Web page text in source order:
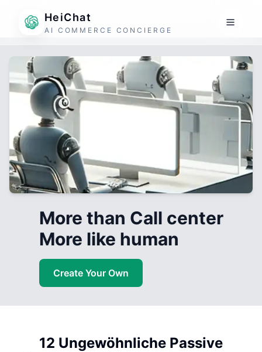
HeiChat
AI COMMERCE CONCIERGE
More than Call center
More like human
Create Your Own
12 Ungewöhnliche Passive